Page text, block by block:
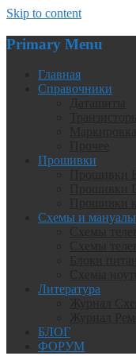
Skip to content
Primary Menu
Главная
Справочники
Прошивки
Схемы и мануалы
Литература
БЛОГ
ФОРУМ